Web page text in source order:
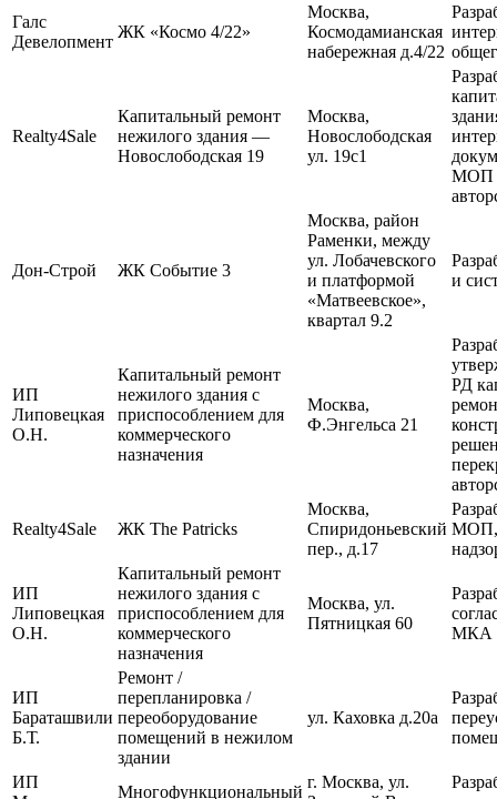
Галс
Девелопмент
ЖК «Космо 4/22»
Москва,
Космодамианская
набережная д.4/22
Realty4Sale
Капитальный ремонт
нежилого здания —
Новослободская 19
Москва,
Новослободская
ул. 19с1
МОП
Дон-Строй ЖК Событие 3
Москва, район
Раменки, между
ул. Лобачевского
и платформой
«Матвеевское»,
квартал 9.2
и
ИП
Липовецкая
О.Н.
Капитальный ремонт
нежилого здания с
приспособлением для
коммерческого
назначения
Москва,
Ф.Энгельса 21
РД
Realty4Sale ЖК The Patricks
Москва,
Спиридоньевский
пер., д.17
МОП,
ИП
Липовецкая
О.Н.
Капитальный ремонт
нежилого здания с
приспособлением для
коммерческого
назначения
Москва, ул.
Пятницкая 60
МКА
ИП
Бараташвили
Б.Т.
Ремонт /
перепланировка /
переоборудование
помещений в нежилом
здании
ул. Каховка д.20а
ИП
Многофункциональный
г. Москва, ул.